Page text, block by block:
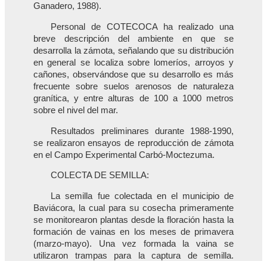
Ganadero, 1988).
Personal de COTECOCA ha realizado una
breve descripción del ambiente en que se
desarrolla la zámota, señalando que su distribución
en general se localiza sobre lomeríos, arroyos y
cañones, observándose que su desarrollo es más
frecuente sobre suelos arenosos de naturaleza
granítica, y entre alturas de 100 a 1000 metros
sobre el nivel del mar.
Resultados preliminares durante 1988-1990,
se realizaron ensayos de reproducción de zámota
en el Campo Experimental Carbó-Moctezuma.
COLECTA DE SEMILLA:
La semilla fue colectada en el municipio de
Baviácora, la cual para su cosecha primeramente
se monitorearon plantas desde la floración hasta la
formación de vainas en los meses de primavera
(marzo-mayo). Una vez formada la vaina se
utilizaron trampas para la captura de semilla.